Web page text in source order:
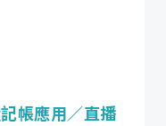
帳應用／直播